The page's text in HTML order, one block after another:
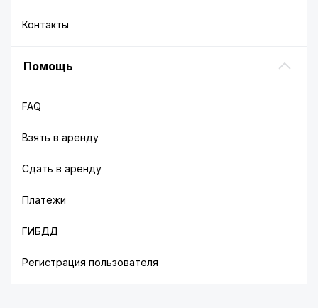
Контакты
Помощь
FAQ
Взять в аренду
Сдать в аренду
Платежи
ГИБДД
Регистрация пользователя